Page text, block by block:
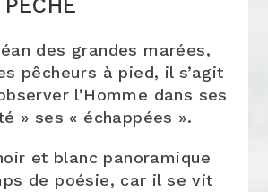
des grandes marées,
pêcheurs à pied, il s’agit
l’Homme dans ses
» ses « échappées ».
et blanc panoramique
de poésie, car il se vit